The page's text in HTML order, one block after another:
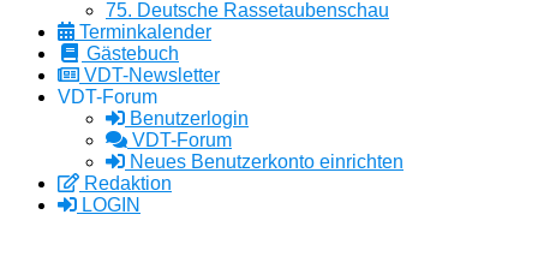
75. Deutsche Rassetaubenschau
Terminkalender
Gästebuch
VDT-Newsletter
VDT-Forum
Benutzerlogin
VDT-Forum
Neues Benutzerkonto einrichten
Redaktion
LOGIN